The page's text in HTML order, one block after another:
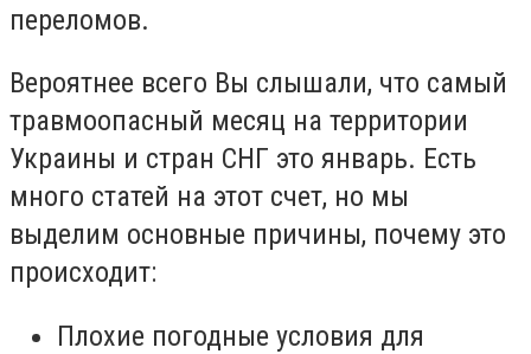
переломов.
Вероятнее всего Вы слышали, что самый
травмоопасный месяц на территории
Украины и стран СНГ это январь. Есть
много статей на этот счет, но мы
выделим основные причины, почему это
происходит:
Плохие погодные условия для